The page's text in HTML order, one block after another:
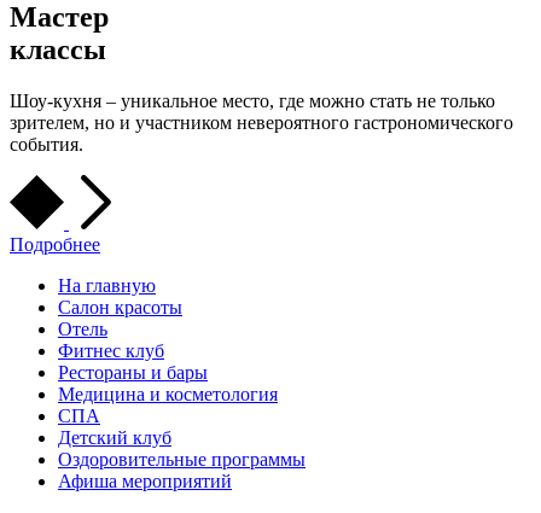
Мастер
классы
Шоу-кухня – уникальное место, где можно стать не только
зрителем, но и участником невероятного гастрономического
события.
Подробнее
На главную
Салон красоты
Отель
Фитнес клуб
Рестораны и бары
Медицина и косметология
СПА
Детский клуб
Оздоровительные программы
Афиша мероприятий